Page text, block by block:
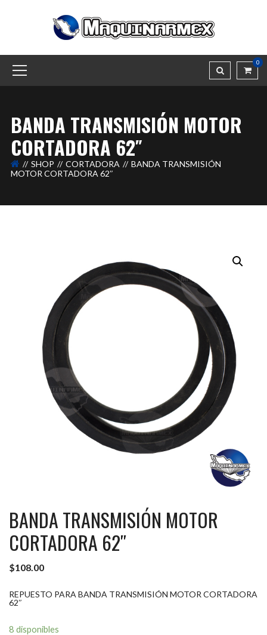
0
BANDA TRANSMISIÓN MOTOR
CORTADORA 62″
SHOP CORTADORA
BANDA TRANSMISIÓN
MOTOR CORTADORA 62″
BANDA TRANSMISIÓN MOTOR
CORTADORA 62″
$108.00
REPUESTO PARA BANDA TRANSMISIÓN MOTOR CORTADORA
62″
8 disponibles